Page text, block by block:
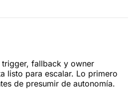
fallback y owner
listo para escalar. Lo primero
de presumir de autonomía.